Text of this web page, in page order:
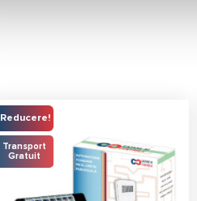
Reducere!
Transport
Gratuit